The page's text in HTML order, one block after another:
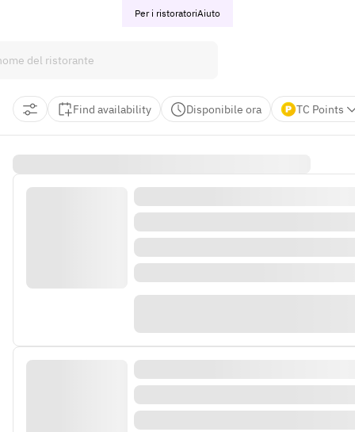
Per i ristoratoriAiuto
Find availability Disponibile ora TC Points